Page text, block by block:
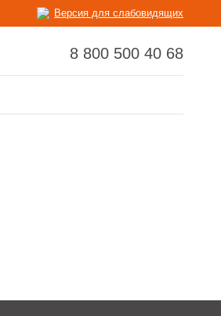
Версия для слабовидящих
8 800 500 40 68